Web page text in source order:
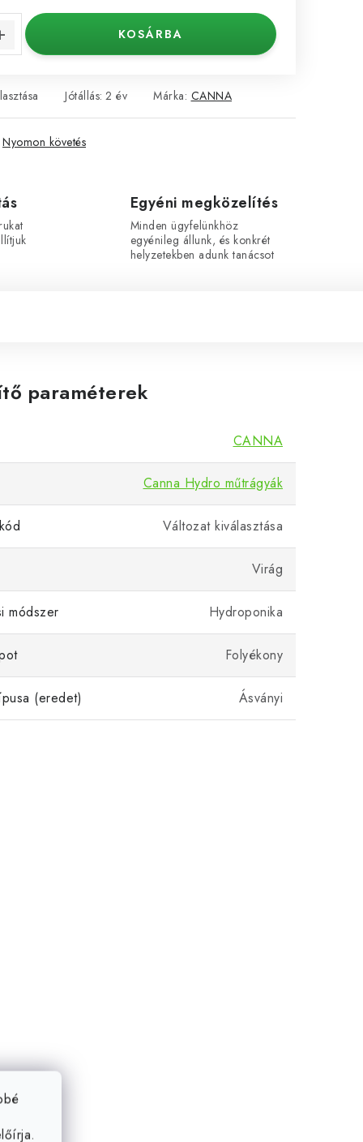
KOSÁRBA
Márka: CANNA
Jótállás: 2 év
Nyomon követés
Egyéni megközelítés
Minden ügyfelünkhöz
egyénileg állunk, és konkrét
helyzetekben adunk tanácsot
paraméterek
CANNA
Canna Hydro műtrágyák
Változat kiválasztása
Virág
módszer Hydroponika
Folyékony
(eredet) Ásványi